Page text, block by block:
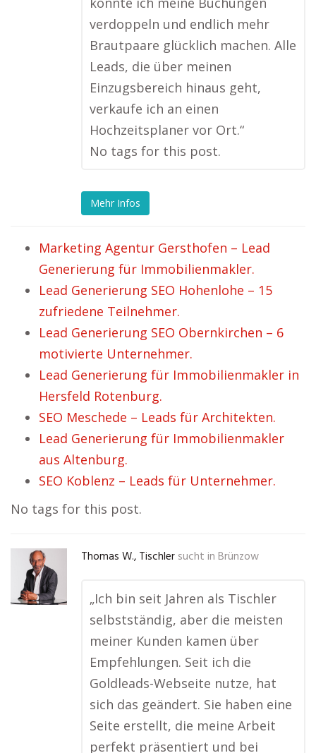
verdoppeln und endlich mehr
Brautpaare glücklich machen. Alle
Leads, die über meinen
Einzugsbereich hinaus geht,
verkaufe ich an einen
Hochzeitsplaner vor Ort.“
No tags for this post.
Mehr Infos
Marketing Agentur Gersthofen – Lead
Generierung für Immobilienmakler.
Lead Generierung SEO Hohenlohe – 15
zufriedene Teilnehmer.
Lead Generierung SEO Obernkirchen – 6
motivierte Unternehmer.
Lead Generierung für Immobilienmakler in
Hersfeld Rotenburg.
SEO Meschede – Leads für Architekten.
Lead Generierung für Immobilienmakler
aus Altenburg.
SEO Koblenz – Leads für Unternehmer.
No tags for this post.
Thomas W., Tischler sucht in Brünzow
„Ich bin seit Jahren als Tischler
selbstständig, aber die meisten
meiner Kunden kamen über
Empfehlungen. Seit ich die
Goldleads-Webseite nutze, hat
sich das geändert. Sie haben eine
Seite erstellt, die meine Arbeit
perfekt präsentiert und bei